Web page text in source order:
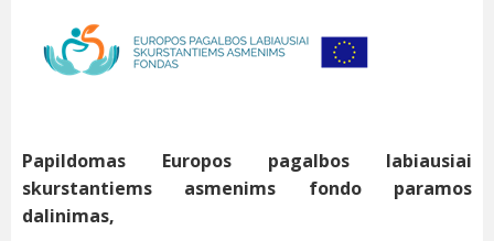
Papildomas Europos pagalbos labiausiai
skurstantiems asmenims fondo paramos
dalinimas,